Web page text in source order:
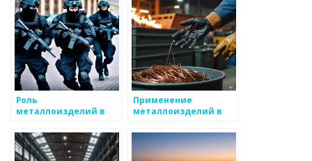
Роль
металлоизделий в
промышленности
Применение
металлоизделий в